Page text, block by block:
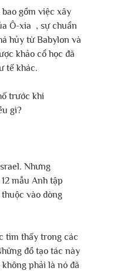
gồm việc xây
Ô-xia  , sự chuẩn
hủy từ Babylon và
khảo cổ học đã
tế khác.
trước khi
gì?
Nhưng
mẫu Anh tập
vào dòng
tìm thấy trong các
đồ tạo tác này
phải là nó đã